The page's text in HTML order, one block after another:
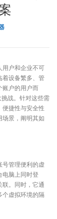
用户和企业不可
着设备繁多、管
账户的用户而
战。针对这些需
便捷性与安全性
景，阐明其如
号管理便利的虚
电脑上同时登
。同时，它通
虚拟环境的隔